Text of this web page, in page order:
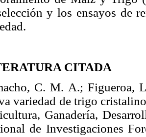
y los ensayos de
CITADA
C. M. A.; Figueroa,
variedad de trigo
Ganadería,
de Investigaciones